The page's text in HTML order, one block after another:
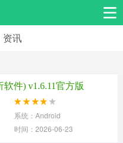
资讯
软件) v1.6.11官方版
系统：Android
时间：2026-06-23